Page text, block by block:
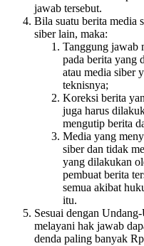
jawab tersebut.
Bila suatu berita media
siber lain, maka:
Tanggung jawab
pada berita yang
atau media siber
teknisnya;
Koreksi berita
juga harus
mengutip berita
Media yang
siber dan tidak
yang dilakukan
pembuat berita
semua akibat
itu.
Sesuai dengan
melayani hak jawab
denda paling banyak